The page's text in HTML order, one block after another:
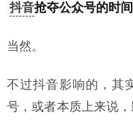
抖音抢夺公众号的时
当然。
不过抖音影响的，其
号，或者本质上来说，